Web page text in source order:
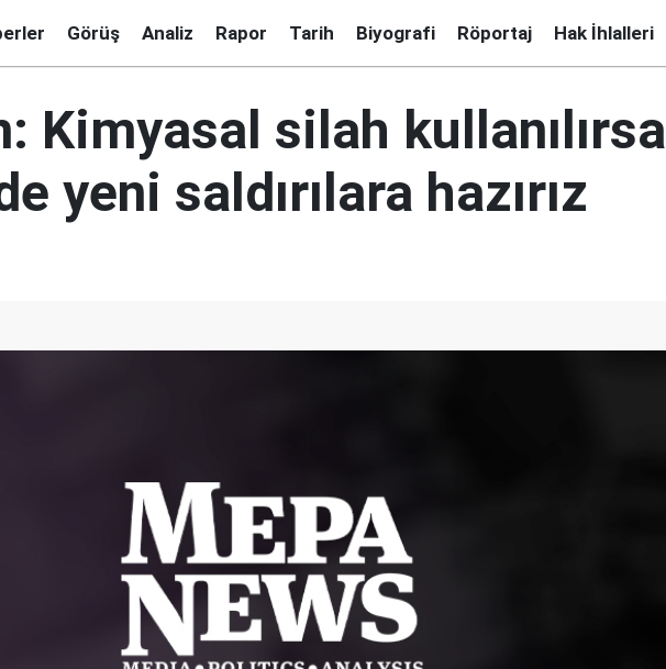
Görüş Analiz Rapor Tarih Biyografi Röportaj Hak İhlalleri
Kimyasal silah kullanılırsa
yeni saldırılara hazırız